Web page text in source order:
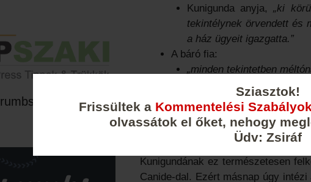
Sziasztok!
Frissültek a Kommentelési
olvassátok el őket, nehogy
Üdv: Zsiráf
Kunigunda anyja,„ki
tekintélynek örvendett és
a ház ügyeit igazgatta.”
A báró fia:
„minden tekintetben
A kastély nyugodt, hétköznapi
amikor Kunigunda kisasszony a
báróné egyik szolgálólányát hm…
Kunigundának ez természetesen
Canide-dal. Ezért másnap úgy
készítette,